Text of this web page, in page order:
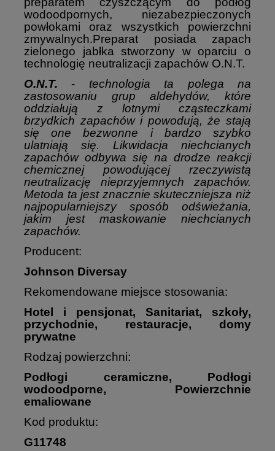
wodoodpornych, niezabezpieczonych
powłokami oraz wszystkich powierzchni
zmywalnych.Preparat posiada zapach
zielonego jabłka stworzony w oparciu o
technologię neutralizacji zapachów O.N.T.
O.N.T. - technologia ta polega na
zastosowaniu grup aldehydów, które
oddziałują z lotnymi cząsteczkami
brzydkich zapachów i powodują, że stają
się one bezwonne i bardzo szybko
ulatniają się. Likwidacja niechcianych
zapachów odbywa się na drodze reakcji
chemicznej powodującej rzeczywistą
neutralizację nieprzyjemnych zapachów.
Metoda ta jest znacznie skuteczniejsza niż
najpopularniejszy sposób odświeżania,
jakim jest maskowanie niechcianych
zapachów.
Producent:
Johnson Diversay
Rekomendowane miejsce stosowania:
Hotel i pensjonat, Sanitariat, szkoły,
przychodnie, restauracje, domy
prywatne
Rodzaj powierzchni:
Podłogi ceramiczne, Podłogi
wodoodporne, Powierzchnie
emaliowane
Kod produktu:
G11748